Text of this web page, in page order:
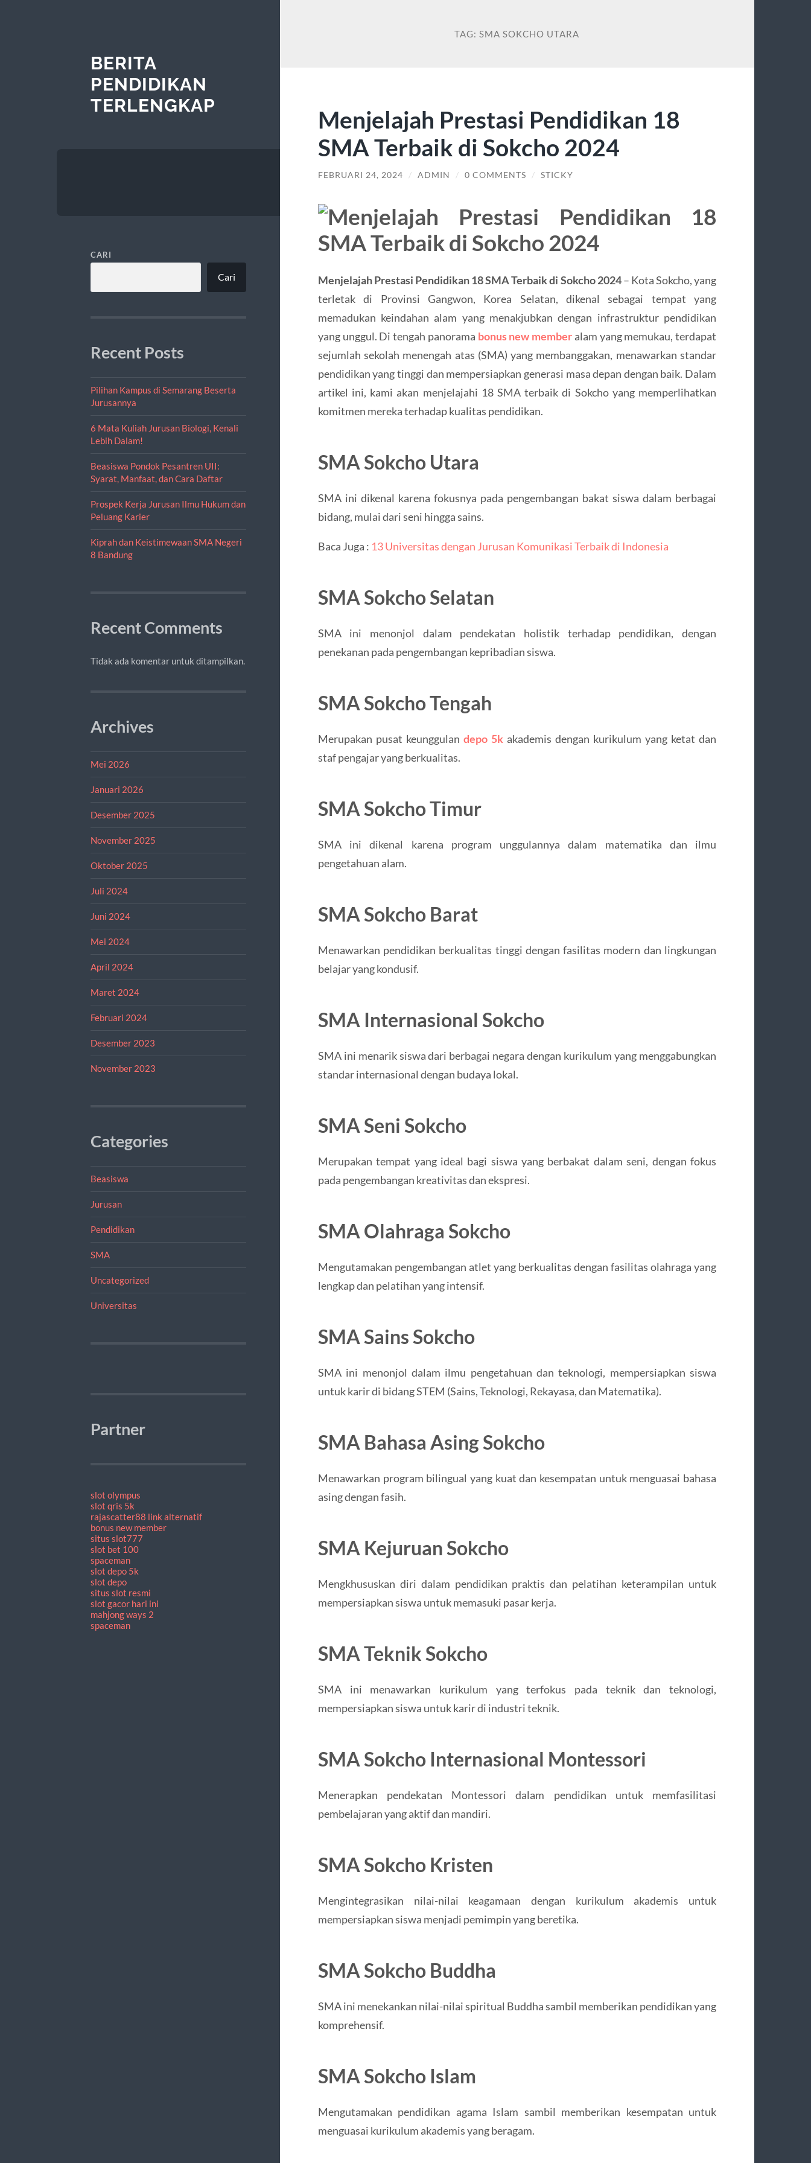
BERITA
PENDIDIKAN
TERLENGKAP
CARI
Cari
Recent Posts
Pilihan Kampus di Semarang Beserta
Jurusannya
6 Mata Kuliah Jurusan Biologi, Kenali
Lebih Dalam!
Beasiswa Pondok Pesantren UII:
Syarat, Manfaat, dan Cara Daftar
Prospek Kerja Jurusan Ilmu Hukum dan
Peluang Karier
Kiprah dan Keistimewaan SMA Negeri
8 Bandung
Recent Comments
Tidak ada komentar untuk ditampilkan.
Archives
Mei 2026
Januari 2026
Desember 2025
November 2025
Oktober 2025
Juli 2024
Juni 2024
Mei 2024
April 2024
Maret 2024
Februari 2024
Desember 2023
November 2023
Categories
Beasiswa
Jurusan
Pendidikan
SMA
Uncategorized
Universitas
Partner
slot olympus
slot qris 5k
rajascatter88 link alternatif
bonus new member
situs slot777
slot bet 100
spaceman
slot depo 5k
slot depo
situs slot resmi
slot gacor hari ini
mahjong ways 2
spaceman
TAG:SMA SOKCHO UTARA
Menjelajah Prestasi Pendidikan 18
SMA Terbaik di Sokcho 2024
FEBRUARI 24, 2024 / ADMIN / 0 COMMENTS / STICKY
Menjelajah Prestasi Pendidikan 18 SMA Terbaik di Sokcho 2024– Kota Sokcho, yang
terletak di Provinsi Gangwon, Korea Selatan, dikenal sebagai tempat yang
memadukan keindahan alam yang menakjubkan dengan infrastruktur pendidikan
yang unggul. Di tengah panorama bonus new member alam yang memukau, terdapat
sejumlah sekolah menengah atas (SMA) yang membanggakan, menawarkan standar
pendidikan yang tinggi dan mempersiapkan generasi masa depan dengan baik. Dalam
artikel ini, kami akan menjelajahi 18 SMA terbaik di Sokcho yang memperlihatkan
komitmen mereka terhadap kualitas pendidikan.
SMA Sokcho Utara
SMA ini dikenal karena fokusnya pada pengembangan bakat siswa dalam berbagai
bidang, mulai dari seni hingga sains.
Baca Juga : 13 Universitas dengan Jurusan Komunikasi Terbaik di Indonesia
SMA Sokcho Selatan
SMA ini menonjol dalam pendekatan holistik terhadap pendidikan, dengan
penekanan pada pengembangan kepribadian siswa.
SMA Sokcho Tengah
Merupakan pusat keunggulan depo 5k akademis dengan kurikulum yang ketat dan
staf pengajar yang berkualitas.
SMA Sokcho Timur
SMA ini dikenal karena program unggulannya dalam matematika dan ilmu
pengetahuan alam.
SMA Sokcho Barat
Menawarkan pendidikan berkualitas tinggi dengan fasilitas modern dan lingkungan
belajar yang kondusif.
SMA Internasional Sokcho
SMA ini menarik siswa dari berbagai negara dengan kurikulum yang menggabungkan
standar internasional dengan budaya lokal.
SMA Seni Sokcho
Merupakan tempat yang ideal bagi siswa yang berbakat dalam seni, dengan fokus
pada pengembangan kreativitas dan ekspresi.
SMA Olahraga Sokcho
Mengutamakan pengembangan atlet yang berkualitas dengan fasilitas olahraga yang
lengkap dan pelatihan yang intensif.
SMA Sains Sokcho
SMA ini menonjol dalam ilmu pengetahuan dan teknologi, mempersiapkan siswa
untuk karir di bidang STEM (Sains, Teknologi, Rekayasa, dan Matematika).
SMA Bahasa Asing Sokcho
Menawarkan program bilingual yang kuat dan kesempatan untuk menguasai bahasa
asing dengan fasih.
SMA Kejuruan Sokcho
Mengkhususkan diri dalam pendidikan praktis dan pelatihan keterampilan untuk
mempersiapkan siswa untuk memasuki pasar kerja.
SMA Teknik Sokcho
SMA ini menawarkan kurikulum yang terfokus pada teknik dan teknologi,
mempersiapkan siswa untuk karir di industri teknik.
SMA Sokcho Internasional Montessori
Menerapkan pendekatan Montessori dalam pendidikan untuk memfasilitasi
pembelajaran yang aktif dan mandiri.
SMA Sokcho Kristen
Mengintegrasikan nilai-nilai keagamaan dengan kurikulum akademis untuk
mempersiapkan siswa menjadi pemimpin yang beretika.
SMA Sokcho Buddha
SMA ini menekankan nilai-nilai spiritual Buddha sambil memberikan pendidikan yang
komprehensif.
SMA Sokcho Islam
Mengutamakan pendidikan agama Islam sambil memberikan kesempatan untuk
menguasai kurikulum akademis yang beragam.